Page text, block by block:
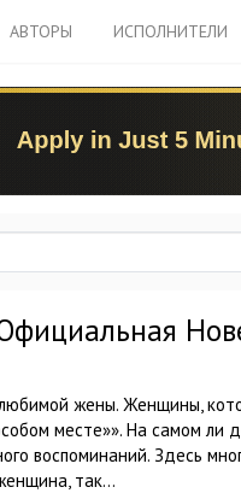
АВТОРЫ ИСПОЛНИТЕЛИ
жены. Женщины,
месте»». На самом ли
воспоминаний. Здесь
так...